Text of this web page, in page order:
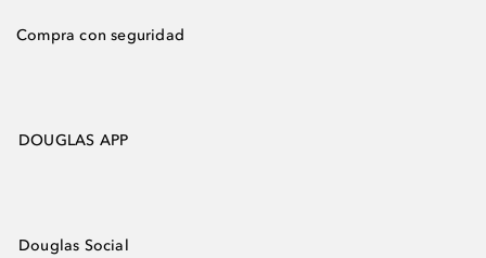
Compra con seguridad
DOUGLAS APP
Douglas Social